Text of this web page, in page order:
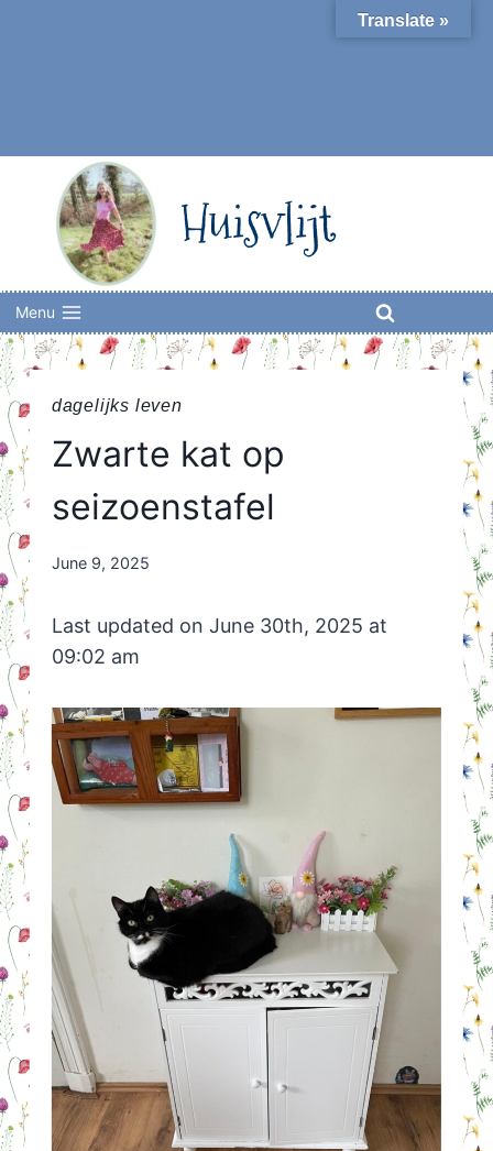
Huisvlijt
Menu
dagelijks leven
Zwarte kat op
seizoenstafel
By
June 9, 2025
Last updated on June 30th, 2025 at
09:02 am
Translate »